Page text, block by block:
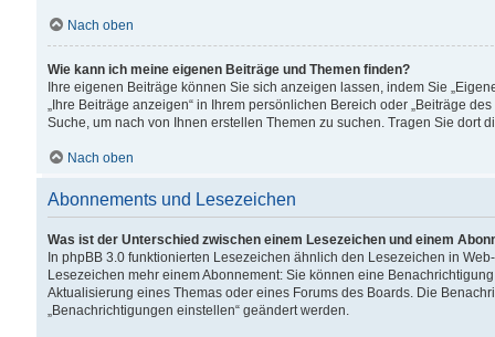
Nach oben
Wie kann ich meine eigenen Beiträge und Themen finden?
Ihre eigenen Beiträge können Sie sich anzeigen lassen, indem Sie
„Ihre Beiträge anzeigen“ in Ihrem persönlichen Bereich oder „Beiträge
Suche, um nach von Ihnen erstellen Themen zu suchen. Tragen Sie dort
Nach oben
Abonnements und Lesezeichen
Was ist der Unterschied zwischen einem Lesezeichen und einem
In phpBB 3.0 funktionierten Lesezeichen ähnlich den Lesezeichen in
Lesezeichen mehr einem Abonnement: Sie können eine
Aktualisierung eines Themas oder eines Forums des Boards. Die
„Benachrichtigungen einstellen“ geändert werden.